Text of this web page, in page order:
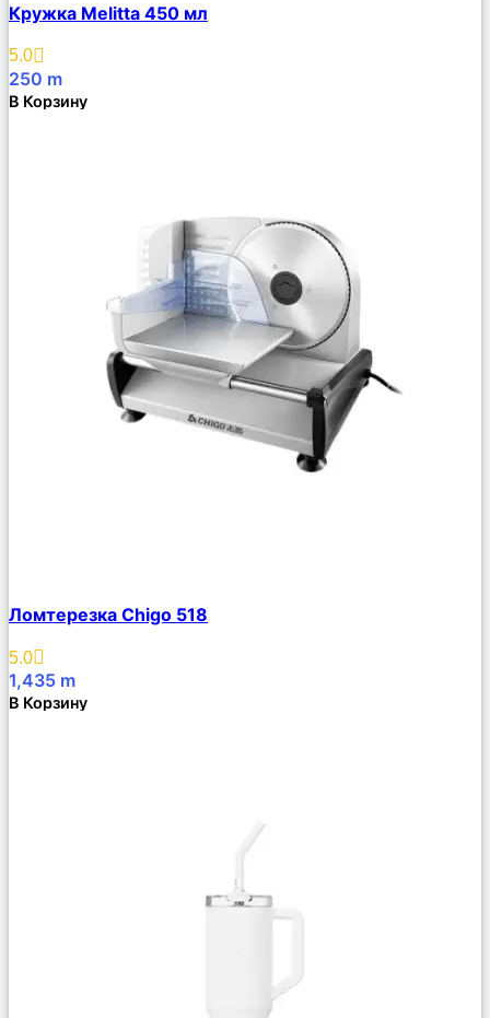
Описание
Избранное
Кружка Melitta 450 мл
5.0
250 m
В Корзину
Описание
Избранное
Ломтерезка Chigo 518
5.0
1,435 m
В Корзину